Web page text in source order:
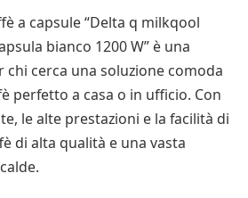
a capsule “Delta q milkqool
bianco 1200 W” è una
chi cerca una soluzione comoda
perfetto a casa o in ufficio. Con
le alte prestazioni e la facilità di
di alta qualità e una vasta